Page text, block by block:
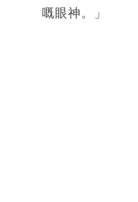
嘅眼神。」